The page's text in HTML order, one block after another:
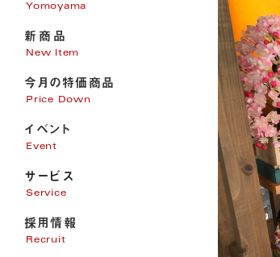
Yomoyama
新商品
New Item
今月の特価商品
Price Down
イベント
Event
サービス
Service
家電販売
家電修理
採用情報
Recruit